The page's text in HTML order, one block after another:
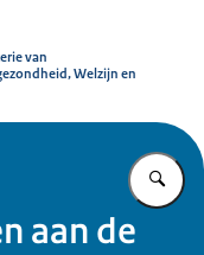
van
Welzijn en
aan de